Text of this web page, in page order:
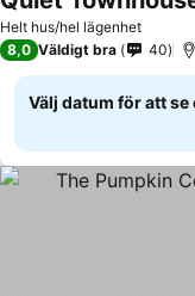
Helt hus/hel lägenhet
8,0 Väldigt bra 40
Välj datum för att